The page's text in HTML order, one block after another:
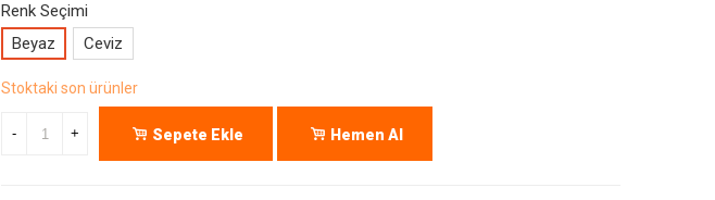
Renk Seçimi
Beyaz
Ceviz
Stoktaki son ürünler
- + Sepete Ekle Hemen Al